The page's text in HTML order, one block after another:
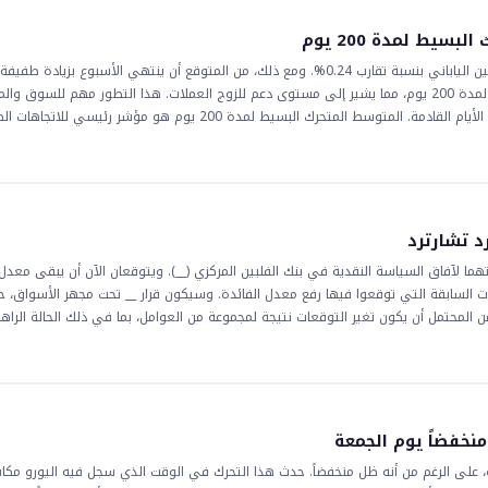
آثار محتملة على أزواج العملات المختلفة، لا سيما تلك التي تتضمن الدولار
لمدة 200 يوم
شهد زوج العملات __ انخفاضًا طفيفًا، حيث تراجع الجنيه البريطاني مقابل الين الياباني بنسبة تقارب 0.24%. ومع ذلك، من المتوقع أن ينتهي
حاليًا عند 212.64. استمر التعافي في __ فوق المتوسط المتحرك البسيط لمدة 200 يوم، مما يشير إلى مستوى دعم للزوج العملات. هذا التطور مهم
حيث يشير إلى أن زوج __ قد يكون على وشك تحقيق مكاسب إضافية في الأيام القادمة. المتوسط المتحرك البسيط لمدة 200
المتداولون حركة الزوج بعناية، خاصة فيما يتعلق بالمتوسط المتحرك البسيط،
قد يبحثون عن شراء زوج __، خاصة إذا استمر في البقاء فوق المتوسط المتحرك
مراقبة أي علامات على انطلاق محتمل أو عكس.
تشارترد
لآفاق السياسة النقدية في بنك الفلبين المركزي (__). ويتوقعان الآن أن يبقى
مما ي تغييراً عن التوقعات السابقة التي توقعوا فيها رفع معدل الفائدة. وسيكون قرار __ تحت مجهر
أن يكون تغير التوقعات نتيجة لمجموعة من العوامل، بما في ذلك الحالة
الفدرالي الأمريكي بشكل وثيق لقراراته المتعلقة بمعدلات الفائدة، والتي يمكن
رئيسي على صحة الاقتصاد الفلبيني وقدرته على التكيف مع تحديات الاقتصاد
الأعلى على الاقتصاد. ومن ناحية أخرى، يمكن اعتباره فرصة مفقودة لمعالجة الضغوط
على السوقيوم الجمعة
الرغم من أنه ظل منخفضاً. حدث هذا التحرك في الوقت الذي سجل فيه اليورو